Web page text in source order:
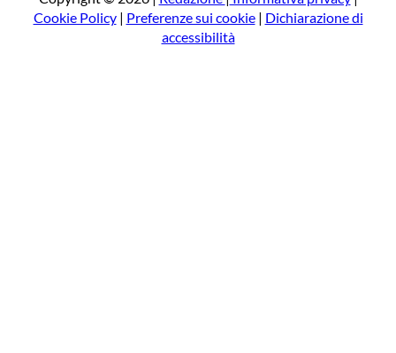
Cookie Policy| Preferenze sui cookie| Dichiarazione di
accessibilità